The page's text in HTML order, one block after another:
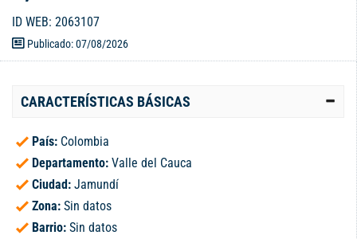
ID WEB: 2063107
Publicado: 07/08/2026
CARACTERÍSTICAS BÁSICAS
País: Colombia
Departamento: Valle del Cauca
Ciudad: Jamundí
Zona: Sin datos
Barrio: Sin datos